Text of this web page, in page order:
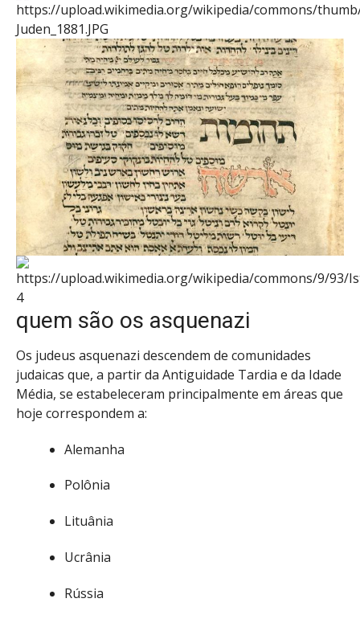
4
quem são os asquenazi
Os judeus asquenazi descendem de comunidades
judaicas que, a partir da Antiguidade Tardia e da Idade
Média, se estabeleceram principalmente em áreas que
hoje correspondem a:
Alemanha
Polônia
Lituânia
Ucrânia
Rússia